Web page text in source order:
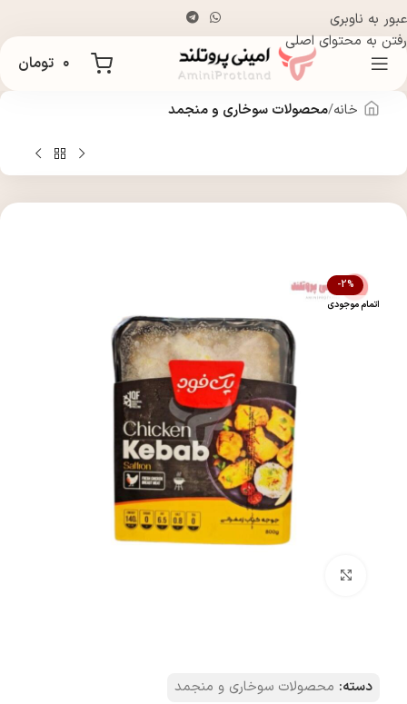
عبور به ناوبری
رفتن به محتوای اصلی
۰ تومان
خانه محصولات سوخاری و منجمد
-2%
اتمام موجودی
دسته: محصولات سوخاری و منجمد